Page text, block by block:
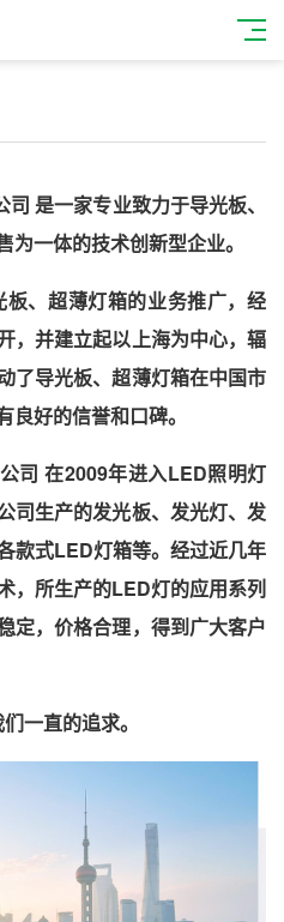
是一家专业致力于导光板、
一体的技术创新型企业。
、超薄灯箱的业务推广，经
，并建立起以上海为中心，辐
了导光板、超薄灯箱在中国市
好的信誉和口碑。
在2009年进入LED照明灯
司生产的发光板、发光灯、发
款式LED灯箱等。经过近几年
，所生产的LED灯的应用系列
定，价格合理，得到广大客户
一直的追求。